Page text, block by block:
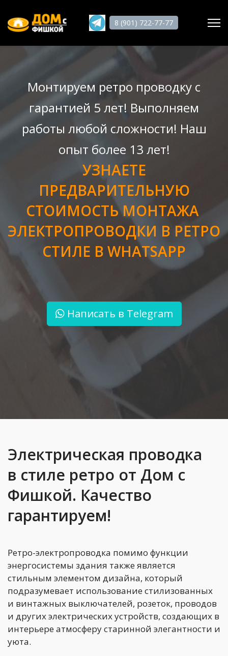
8 (901) 722-77-77
Монтируем ретро проводку с
гарантией 5 лет! Выполняем
работы любой сложности! Наш
опыт более 13 лет!
УЗНАЕТЕ
ПРЕДВАРИТЕЛЬНУЮ
СТОИМОСТЬ МОНТАЖА
ЭЛЕКТРОПРОВОДКИ В РЕТРО
СТИЛЕ В WHATSАPP
Написать в Telegram
Электрическая проводка
в стиле ретро от Дом с
Фишкой. Качество
гарантируем!
Ретро-электропроводка помимо функции
энергосистемы здания также является
стильным элементом дизайна, который
подразумевает использование стилизованных
и винтажных выключателей, розеток, проводов
и других электрических устройств, создающих в
интерьере атмосферу старинной элегантности и
уюта.
Поиск
О нас
Гарантии
">
Контакты